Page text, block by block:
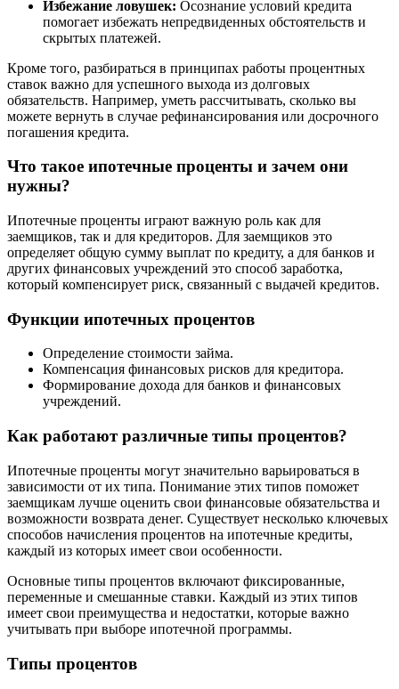
Избежание ловушек: Осознание условий кредита
помогает избежать непредвиденных обстоятельств и
скрытых платежей.
Кроме того, разбираться в принципах работы процентных
ставок важно для успешного выхода из долговых
обязательств. Например, уметь рассчитывать, сколько вы
можете вернуть в случае рефинансирования или досрочного
погашения кредита.
Что такое ипотечные проценты и зачем они
нужны?
Ипотечные проценты играют важную роль как для
заемщиков, так и для кредиторов. Для заемщиков это
определяет общую сумму выплат по кредиту, а для банков и
других финансовых учреждений это способ заработка,
который компенсирует риск, связанный с выдачей кредитов.
Функции ипотечных процентов
Определение стоимости займа.
Компенсация финансовых рисков для кредитора.
Формирование дохода для банков и финансовых
учреждений.
Как работают различные типы процентов?
Ипотечные проценты могут значительно варьироваться в
зависимости от их типа. Понимание этих типов поможет
заемщикам лучше оценить свои финансовые обязательства и
возможности возврата денег. Существует несколько ключевых
способов начисления процентов на ипотечные кредиты,
каждый из которых имеет свои особенности.
Основные типы процентов включают фиксированные,
переменные и смешанные ставки. Каждый из этих типов
имеет свои преимущества и недостатки, которые важно
учитывать при выборе ипотечной программы.
Типы процентов